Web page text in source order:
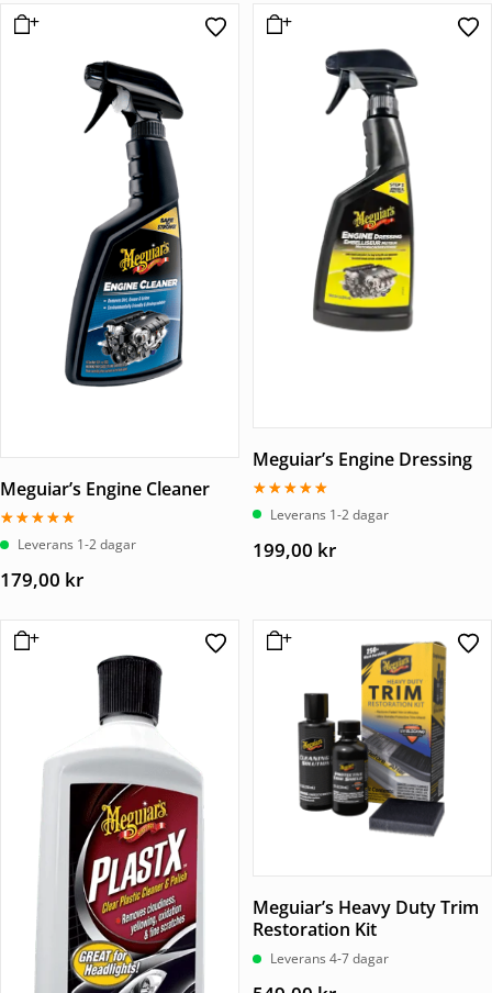
Meguiar’s Engine Cleaner
Betygsatt
5.00Leverans 1-2 dagar
179,00 kr
Meguiar’s Engine Dressing
Betygsatt
5.00Leverans 1-2 dagar
199,00 kr
Meguiar’s Heavy Duty Trim
Restoration Kit
Leverans 4-7 dagar